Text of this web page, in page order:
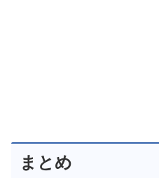
まとめ